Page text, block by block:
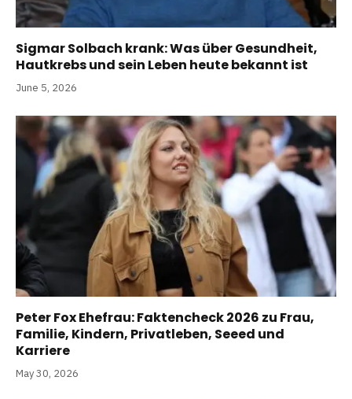
Sigmar Solbach krank: Was über Gesundheit,
Hautkrebs und sein Leben heute bekannt ist
June 5, 2026
Peter Fox Ehefrau: Faktencheck 2026 zu Frau,
Familie, Kindern, Privatleben, Seeed und
Karriere
May 30, 2026